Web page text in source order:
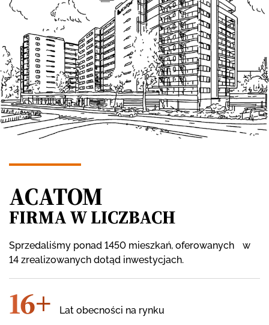
ACATOM
FIRMA W LICZBACH
Sprzedaliśmy ponad 1450 mieszkań, oferowanych w
14 zrealizowanych dotąd inwestycjach.
16+ Lat obecności na rynku